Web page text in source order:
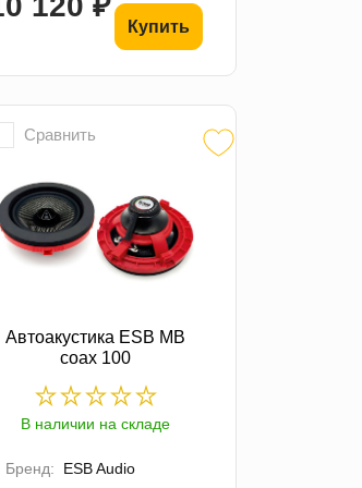
Купить
Сравнить
Автоакустика ESB MB
coax 100
В наличии на складе
Бренд:
ESB Audio